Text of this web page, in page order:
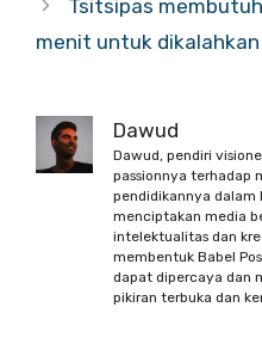
Tsitsipas
menit untuk dikalahkan
Dawud
Dawud, pendiri
passionnya terhadap
pendidikannya dalam
menciptakan media
intelektualitas dan
membentuk Babel
dapat dipercaya dan
pikiran terbuka dan